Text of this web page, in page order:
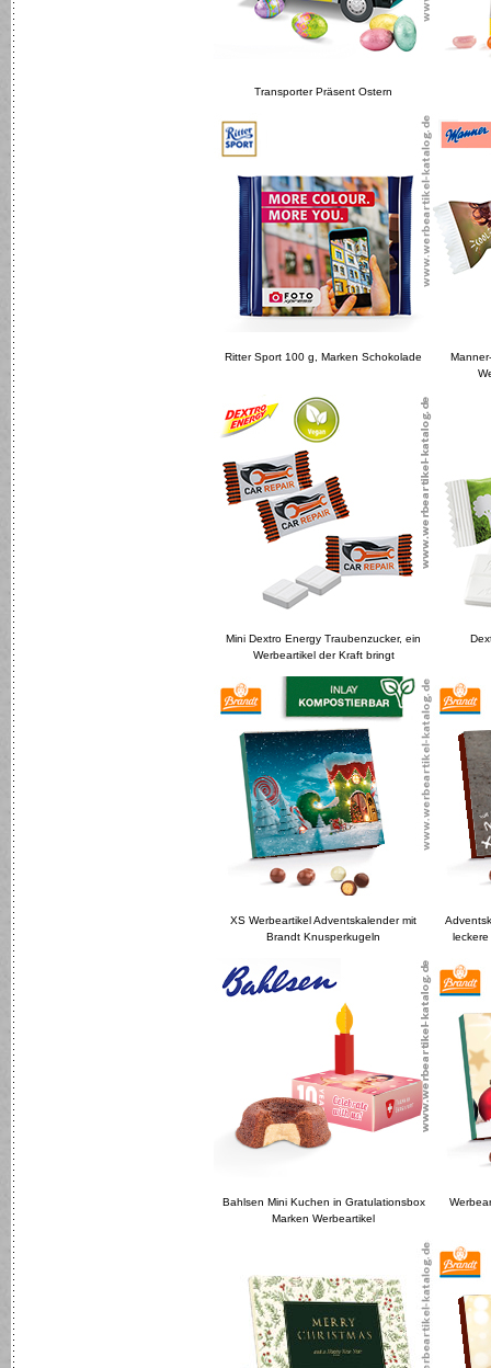
Transporter Präsent Ostern
Ritter Sport 100 g, Marken Schokolade
Mini Dextro Energy Traubenzucker, ein
Werbeartikel der Kraft bringt
XS Werbeartikel Adventskalender mit
Brandt Knusperkugeln
Bahlsen Mini Kuchen in Gratulationsbox
Marken Werbeartikel